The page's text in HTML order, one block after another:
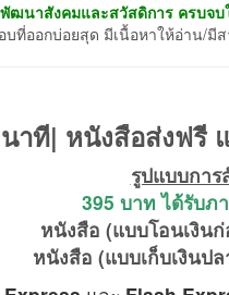
ฒนาสังคมและสวัสดิการ ครบจบ
บที่ออกบ่อยสุด มีเนื้อหาให้อ่าน/
าที| หนังสือส่งฟรี
รูปแบบการ
395 บาท ได้รับภ
หนังสือ (แบบโอนเงิน
หนังสือ (แบบเก็บเงินป